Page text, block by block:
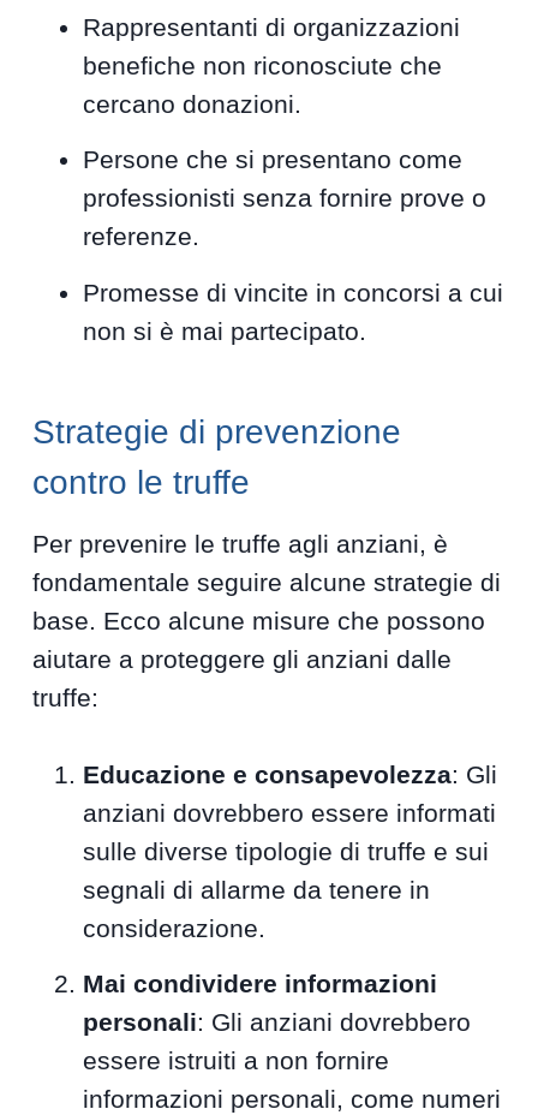
Rappresentanti di organizzazioni
benefiche non riconosciute che
cercano donazioni.
Persone che si presentano come
professionisti senza fornire prove o
referenze.
Promesse di vincite in concorsi a cui
non si è mai partecipato.
Strategie di prevenzione
contro le truffe
Per prevenire le truffe agli anziani, è
fondamentale seguire alcune strategie di
base. Ecco alcune misure che possono
aiutare a proteggere gli anziani dalle
truffe:
Educazione e consapevolezza: Gli
anziani dovrebbero essere informati
sulle diverse tipologie di truffe e sui
segnali di allarme da tenere in
considerazione.
Mai condividere informazioni
personali: Gli anziani dovrebbero
essere istruiti a non fornire
informazioni personali, come numeri